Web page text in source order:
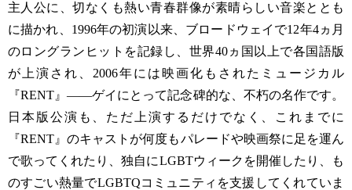
主人公に、切なくも熱い青春群像が素晴らしい音楽ととも
に描かれ、1996年の初演以来、ブロードウェイで12年4ヵ月
のロングランヒットを記録し、世界40ヵ国以上で各国語版
が上演され、2006年には映画化もされたミュージカル
『RENT』――ゲイにとって記念碑的な、不朽の名作です。
日本版公演も、ただ上演するだけでなく、これまでに
『RENT』のキャストが何度もパレードや映画祭に足を運ん
で歌ってくれたり、独自にLGBTウィークを開催したり、も
のすごい熱量でLGBTQコミュニティを支援してくれていま